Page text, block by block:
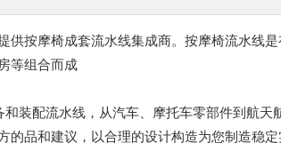
供按摩椅成套流水线集成商。 按摩椅流水线
等组合而成
装配流水线，从汽车、摩托车零部件到 航天
的品和建议，以合理的设计构造为您制造稳定